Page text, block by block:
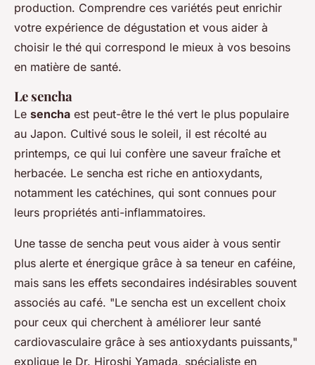
production. Comprendre ces variétés peut enrichir
votre expérience de dégustation et vous aider à
choisir le thé qui correspond le mieux à vos besoins
en matière de santé.
Le sencha
Le sencha est peut-être le thé vert le plus populaire
au Japon. Cultivé sous le soleil, il est récolté au
printemps, ce qui lui confère une saveur fraîche et
herbacée. Le sencha est riche en antioxydants,
notamment les catéchines, qui sont connues pour
leurs propriétés anti-inflammatoires.
Une tasse de sencha peut vous aider à vous sentir
plus alerte et énergique grâce à sa teneur en caféine,
mais sans les effets secondaires indésirables souvent
associés au café. "Le sencha est un excellent choix
pour ceux qui cherchent à améliorer leur santé
cardiovasculaire grâce à ses antioxydants puissants,"
explique le Dr. Hiroshi Yamada, spécialiste en